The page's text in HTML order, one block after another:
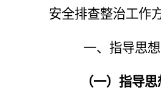
安全排查整治工作
一、指导思
（一）指导